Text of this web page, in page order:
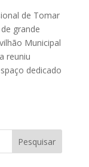
de Tomar
grande
Municipal
reuniu
dedicado